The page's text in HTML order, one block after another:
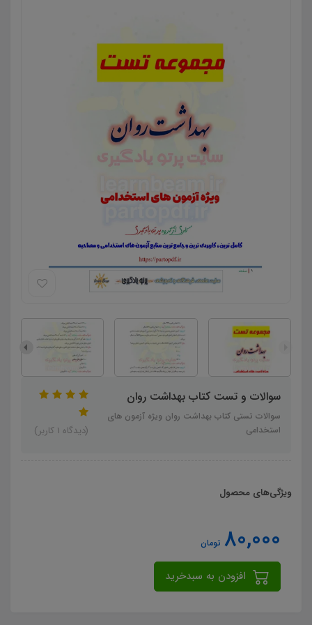
سوالات و تست کتاب بهداشت روان
سوالات تستی کتاب بهداشت روان ویژه آزمون های
استخدامی
(دیدگاه 1 کاربر)
ویژگی‌های محصول
80,000 تومان